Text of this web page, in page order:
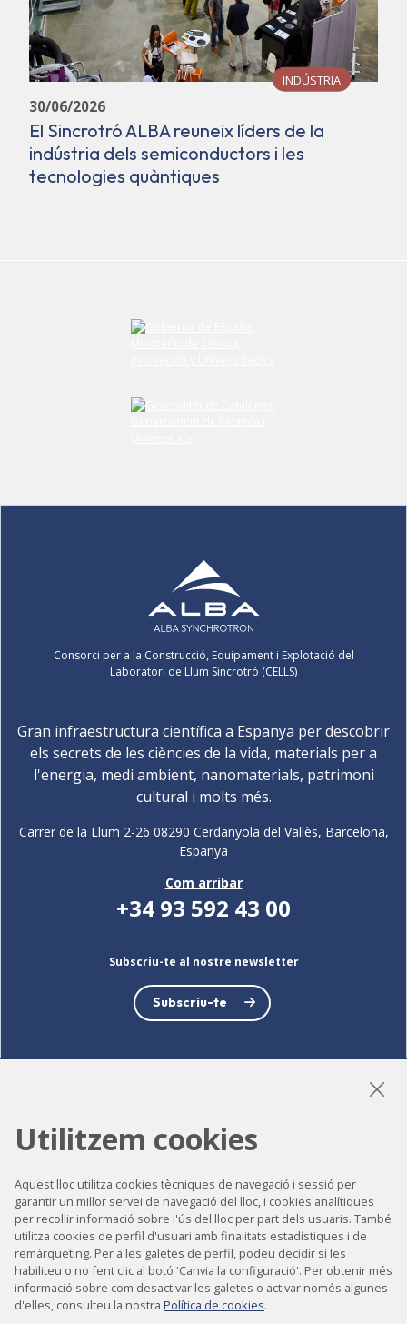
INDÚSTRIA
30/06/2026
El Sincrotró ALBA reuneix líders de la
indústria dels semiconductors i les
tecnologies quàntiques
Consorci per a la Construcció, Equipament i Explotació del
Laboratori de Llum Sincrotró (CELLS)
Gran infraestructura científica a Espanya per descobrir
els secrets de les ciències de la vida, materials per a
l'energia, medi ambient, nanomaterials, patrimoni
cultural i molts més.
Carrer de la Llum 2-26 08290 Cerdanyola del Vallès, Barcelona,
Espanya
Com arribar
+34 93 592 43 00
Subscriu-te al nostre newsletter
Subscriu-te
Accessibilitat
Contacte
Avís legal
Política de privacitat
Política de cookies
Utilitzem cookies
Aquest lloc utilitza cookies tècniques de navegació i sessió per
garantir un millor servei de navegació del lloc, i cookies analítiques
per recollir informació sobre l'ús del lloc per part dels usuaris. També
utilitza cookies de perfil d'usuari amb finalitats estadístiques i de
remàrqueting. Per a les galetes de perfil, podeu decidir si les
habiliteu o no fent clic al botó 'Canvia la configuració'. Per obtenir més
informació sobre com desactivar les galetes o activar només algunes
d'elles, consulteu la nostra Política de cookies.